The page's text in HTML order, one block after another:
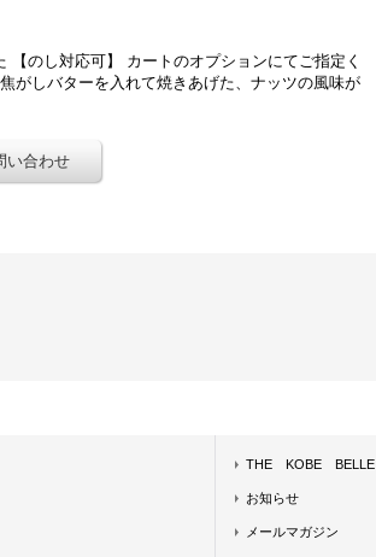
【のし対応可】 カートのオプションにてご指定く
がしバターを入れて焼きあげた、ナッツの風味が
THE KOBE BELLE
お知らせ
メールマガジン